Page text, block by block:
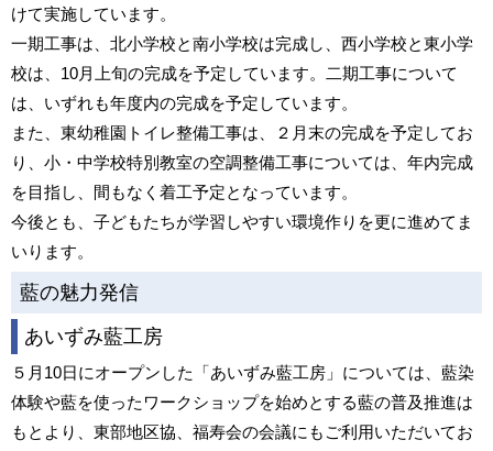
けて実施しています。
一期工事は、北小学校と南小学校は完成し、西小学校と東小学
校は、10月上旬の完成を予定しています。二期工事について
は、いずれも年度内の完成を予定しています。
また、東幼稚園トイレ整備工事は、２月末の完成を予定してお
り、小・中学校特別教室の空調整備工事については、年内完成
を目指し、間もなく着工予定となっています。
今後とも、子どもたちが学習しやすい環境作りを更に進めてま
いります。
藍の魅力発信
あいずみ藍工房
５月10日にオープンした「あいずみ藍工房」については、藍染
体験や藍を使ったワークショップを始めとする藍の普及推進は
もとより、東部地区協、福寿会の会議にもご利用いただいてお